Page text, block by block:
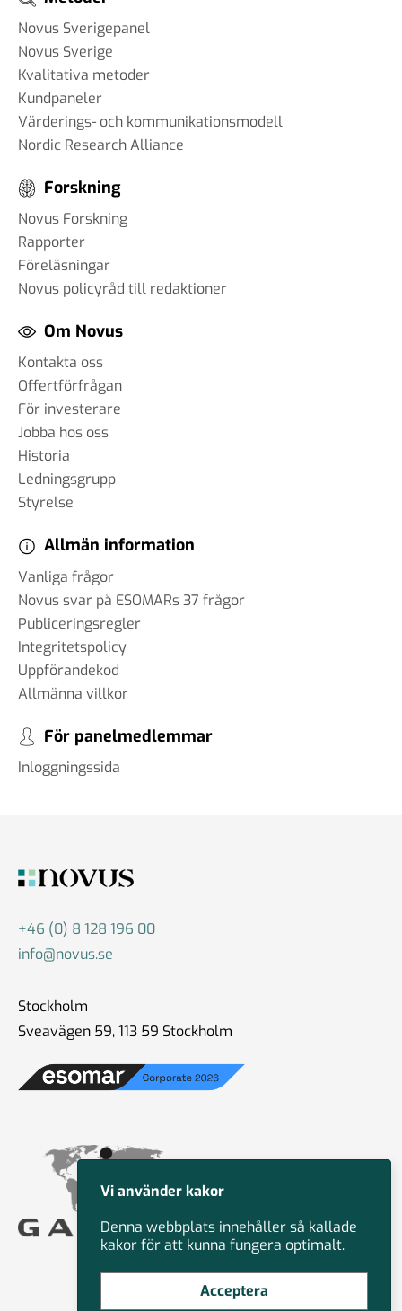
Novus Sverigepanel
Novus Sverige
Kvalitativa metoder
Kundpaneler
Värderings- och kommunikationsmodell
Nordic Research Alliance
Forskning
Novus Forskning
Rapporter
Föreläsningar
Novus policyråd till redaktioner
Om Novus
Kontakta oss
Offertförfrågan
För investerare
Jobba hos oss
Historia
Ledningsgrupp
Styrelse
Allmän information
Vanliga frågor
Novus svar på ESOMARs 37 frågor
Publiceringsregler
Integritetspolicy
Uppförandekod
Allmänna villkor
För panelmedlemmar
Inloggningssida
+46 (0) 8 128 196 00
info@novus.se
Stockholm
Sveavägen 59, 113 59 Stockholm
Vi använder kakor
Denna webbplats innehåller så kallade
kakor för att kunna fungera optimalt.
Acceptera